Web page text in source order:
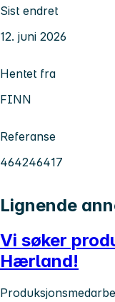
Sist endret
12. juni 2026
Hentet fra
FINN
Referanse
464246417
Lignende
Vi søker
Hærland!